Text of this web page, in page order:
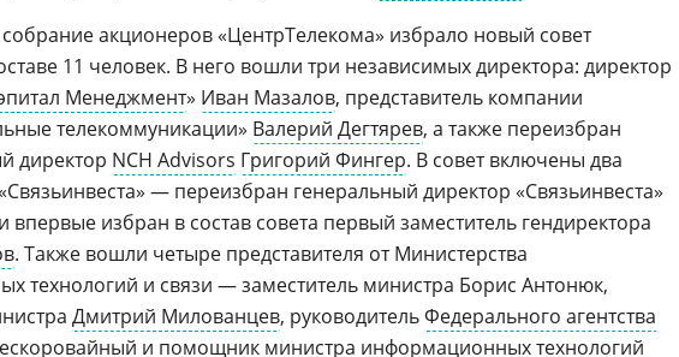
акционеров «ЦентрТелекома» избрало новый совет
11 человек. В него вошли три независимых директора: директор
Менеджмент» Иван Мазалов, представитель компании
телекоммуникации» Валерий Дегтярев, а также переизбран
директор NCH Advisors Григорий Фингер. В совет включены два
— переизбран генеральный директор «Связьинвеста»
избран в состав совета первый заместитель гендиректора
. Также вошли четыре представителя от Министерства
технологий и связи — заместитель министра Борис Антонюк,
Дмитрий Милованцев, руководительФедерального агентства
и помощник министра информационных технологий